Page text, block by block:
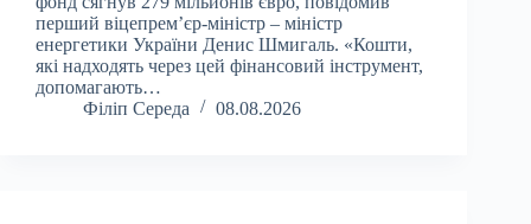
перший віцепрем’єр-міністр – міністр
енергетики України Денис Шмигаль. «Кошти,
які надходять через цей фінансовий інструмент,
допомагають…
Філіп Середа
08.08.2026